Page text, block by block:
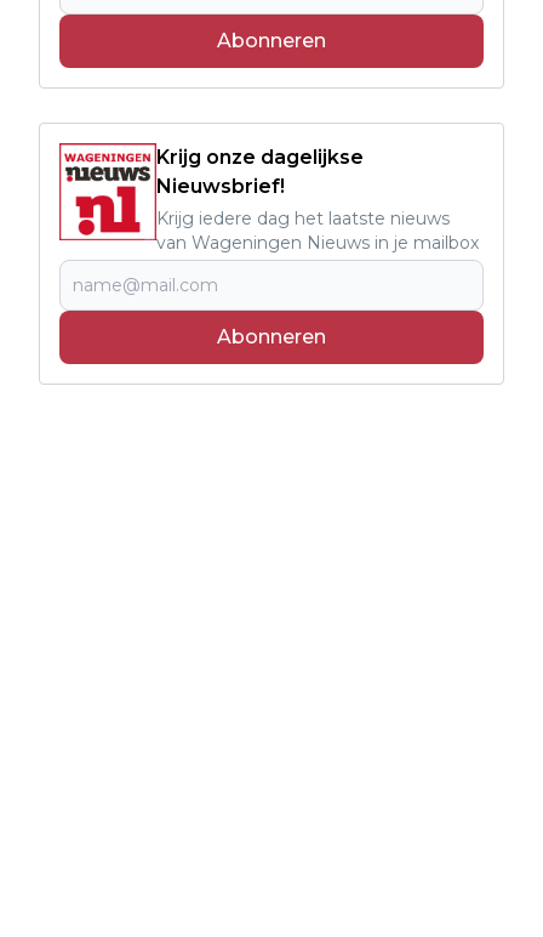
Abonneren
Krijg onze dagelijkse
Nieuwsbrief!
Krijg iedere dag het laatste nieuws
van Wageningen Nieuws in je mailbox
Abonneren